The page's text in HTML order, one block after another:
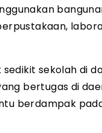
sekolah di
bertugas di
berdampak